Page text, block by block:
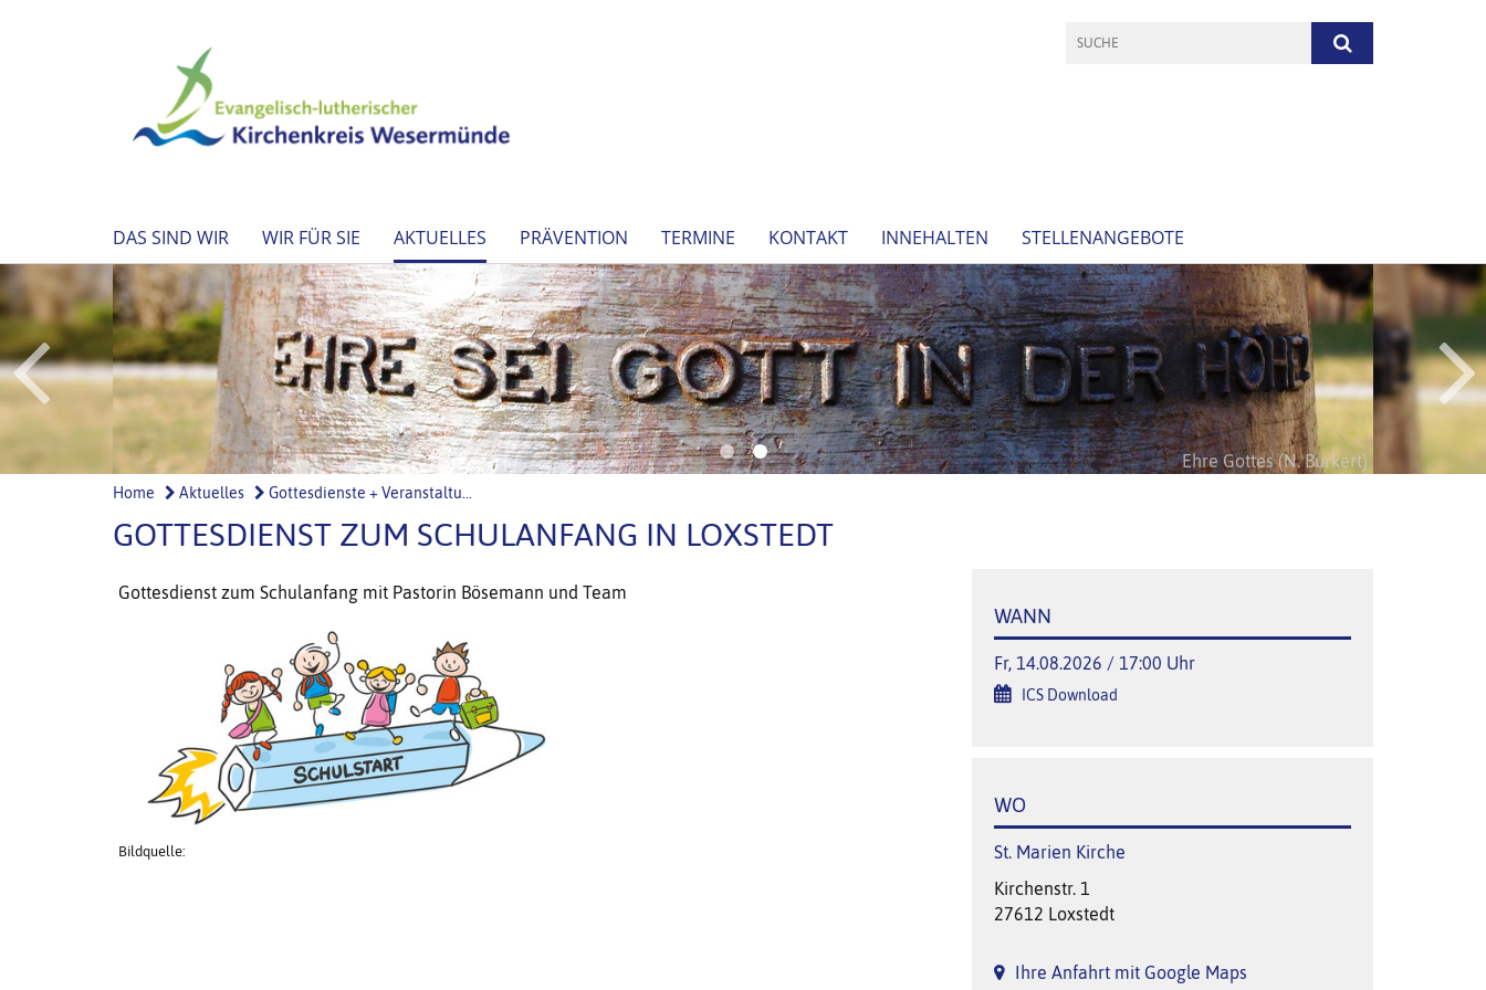
DAS SIND WIR WIR FÜR SIE AKTUELLES PRÄVENTION TERMINE KONTAKT INNEHALTEN STELLENANGEBOTE
Höret Gottes Wort (N. Burkert)
Ehre Gottes (N. Burkert)
Home Aktuelles Gottesdienste + Veranstaltu...
GOTTESDIENST ZUM SCHULANFANG IN LOXSTEDT
Gottesdienst zum Schulanfang mit Pastorin Bösemann und Team
Bildquelle:
WANN
Fr, 14.08.2026 / 17:00 Uhr
ICS Download
WO
St. Marien Kirche
Kirchenstr. 1
27612 Loxstedt
Ihre Anfahrt mit Google Maps